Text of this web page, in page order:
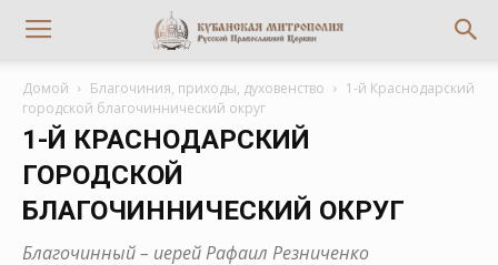
Домой Благочиния, приходы, духовенство
1-й Краснодарский
городской благочиннический округ
1-Й КРАСНОДАРСКИЙ
ГОРОДСКОЙ
БЛАГОЧИННИЧЕСКИЙ ОКРУГ
Благочинный – иерей Рафаил Резниченко